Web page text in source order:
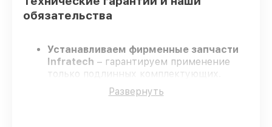
обязательства
Устанавливаем фирменные запчасти
Infratech – гарантируем применение
только подлинных комплектующих.
Квалифицированные специалисты
проходят постоянное обучение, что
Развернуть